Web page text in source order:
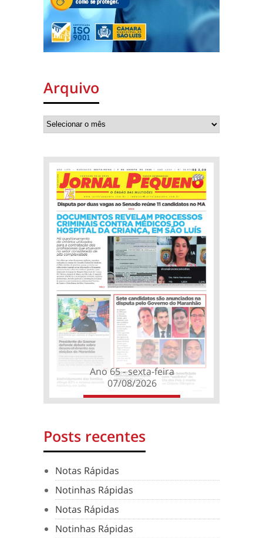
Arquivo
Ano 65 - sexta-feira
07/08/2026
Posts recentes
Notas Rápidas
Notinhas Rápidas
Notas Rápidas
Notinhas Rápidas